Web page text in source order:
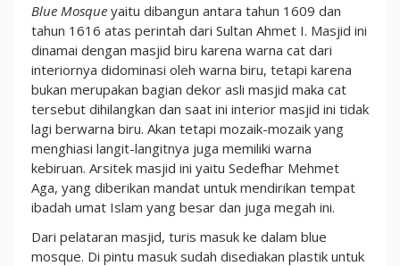
Blue Mosque yaitu dibangun antara tahun 1609 dan
tahun 1616 atas perintah dari Sultan Ahmet I. Masjid ini
dinamai dengan masjid biru karena warna cat dari
interiornya didominasi oleh warna biru, tetapi karena
bukan merupakan bagian dekor asli masjid maka cat
tersebut dihilangkan dan saat ini interior masjid ini tidak
lagi berwarna biru. Akan tetapi mozaik-mozaik yang
menghiasi langit-langitnya juga memiliki warna
kebiruan. Arsitek masjid ini yaitu Sedefhar Mehmet
Aga, yang diberikan mandat untuk mendirikan tempat
ibadah umat Islam yang besar dan juga megah ini.
Dari pelataran masjid, turis masuk ke dalam blue
mosque. Di pintu masuk sudah disediakan plastik untuk